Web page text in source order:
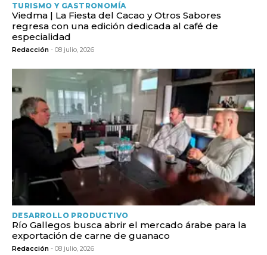
TURISMO Y GASTRONOMÍA
Viedma | La Fiesta del Cacao y Otros Sabores
regresa con una edición dedicada al café de
especialidad
Redacción - 08 julio, 2026
DESARROLLO PRODUCTIVO
Río Gallegos busca abrir el mercado árabe para la
exportación de carne de guanaco
Redacción - 08 julio, 2026